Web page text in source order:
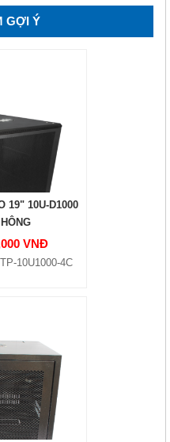
GỢI Ý
19" 10U-D1000
VNĐ
10U1000-4C